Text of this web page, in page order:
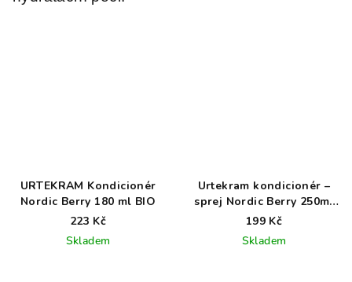
URTEKRAM Kondicionér
Nordic Berry 180 ml BIO
223 Kč
Skladem
Urtekram kondicionér –
sprej Nordic Berry 250ml
BIO
199 Kč
Skladem